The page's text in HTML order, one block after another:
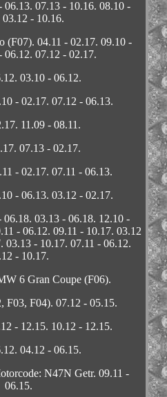
06.13. 07.13 - 10.16. 08.10 -
03.12 - 10.16.
(F07). 04.11 - 02.17. 09.10 -
06.12. 07.12 - 02.17.
03.10 - 06.12.
- 02.17. 07.12 - 06.13.
11.09 - 08.11.
07.13 - 02.17.
- 02.17. 07.11 - 06.13.
- 06.13. 03.12 - 02.17.
06.18. 03.13 - 06.18. 12.10 -
- 06.12. 09.11 - 10.17. 03.12
03.13 - 10.17. 07.11 - 06.12.
- 10.17.
6 Gran Coupe (F06).
F03, F04). 07.12 - 05.15.
- 12.15. 10.12 - 12.15.
04.12 - 06.15.
N47N Getr. 09.11 -
06.15.